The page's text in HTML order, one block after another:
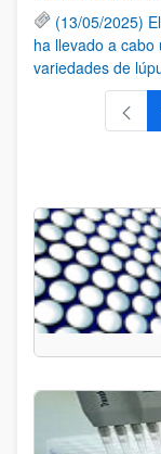
(13/05/2025)
ha llevado a
variedades de